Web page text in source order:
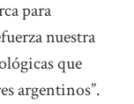
para
nuestra
que
argentinos”.